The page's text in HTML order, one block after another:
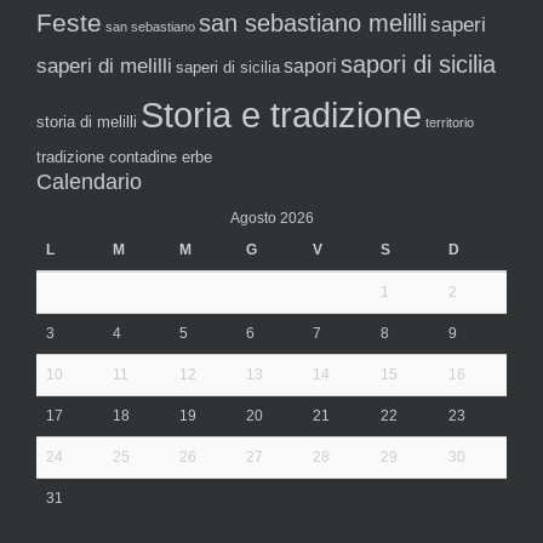
Feste san sebastiano san sebastiano melilli saperi
saperi di melilli saperi di sicilia sapori sapori di sicilia
storia di melilli Storia e tradizione territorio
tradizione contadine erbe
Calendario
Agosto 2026
L
M M G V S D
1 2
3 4 5 6 7 8 9
10 11 12 13 14 15 16
17 18 19 20 21 22 23
24 25 26 27 28 29 30
31